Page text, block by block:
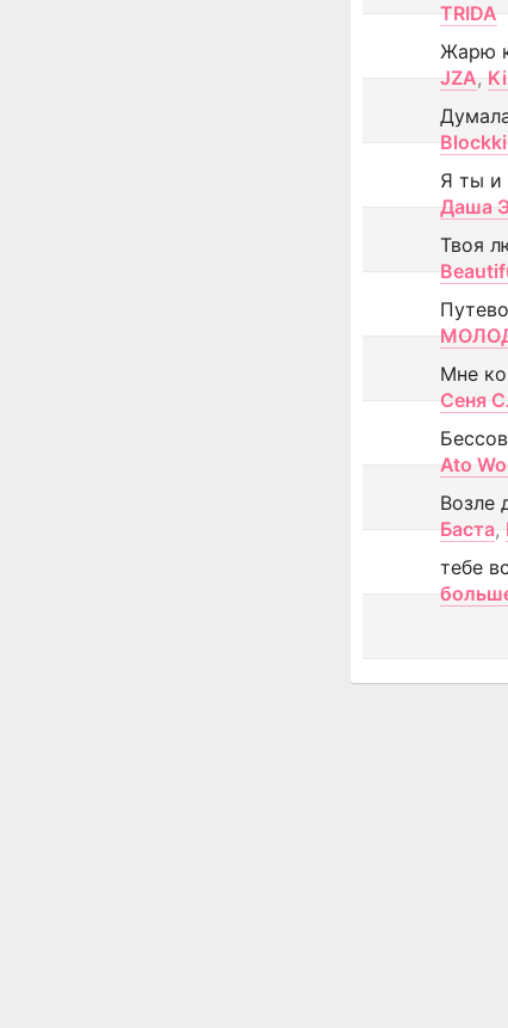
TRIDA
Жарю
JZA,
Я ты и
Даша
Твоя
Мне
Сеня
Ato
Возле
Баста,
тебе